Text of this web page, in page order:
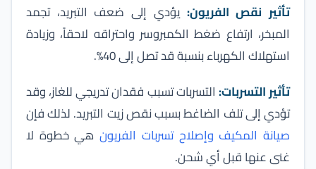
تأثير نقص الفريون: يؤدي إلى ضعف التبريد، تجمد
المبخر، ارتفاع ضغط الكمبروسر واحتراقه لاحقاً، وزيادة
استهلاك الكهرباء بنسبة قد تصل إلى 40%.
تأثير التسربات:التسربات تسبب فقدان تدريجي للغاز، وقد
تؤدي إلى تلف الضاغط بسبب نقص زيت التبريد. لذلك فإن
صيانة المكيف وإصلاح تسربات الفريونهي خطوة لا
غنى عنها قبل أي شحن.